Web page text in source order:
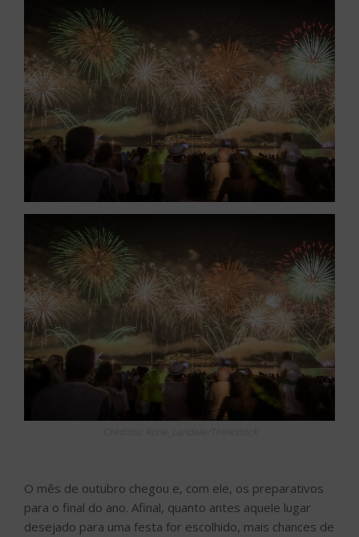
O mês de outubro chegou e, com ele, os preparativos
para o final do ano. Afinal, quanto antes aquele lugar
desejado para uma festa for escolhido, mais chances de